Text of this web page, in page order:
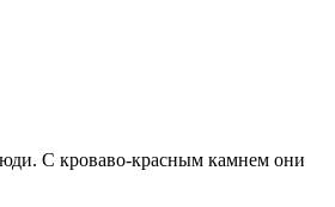
С кроваво-красным камнем они